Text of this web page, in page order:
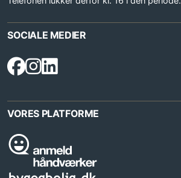
SOCIALE MEDIER
VORES PLATFORME